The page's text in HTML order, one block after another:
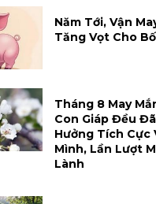
Năm Tới, Vận
Tăng Vọt Cho
Tháng 8 May
Con Giáp Đều
Hưởng Tích Cực
Mình, Lần Lượt
Lành